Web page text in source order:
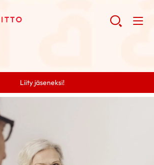
Liity jäseneksi!